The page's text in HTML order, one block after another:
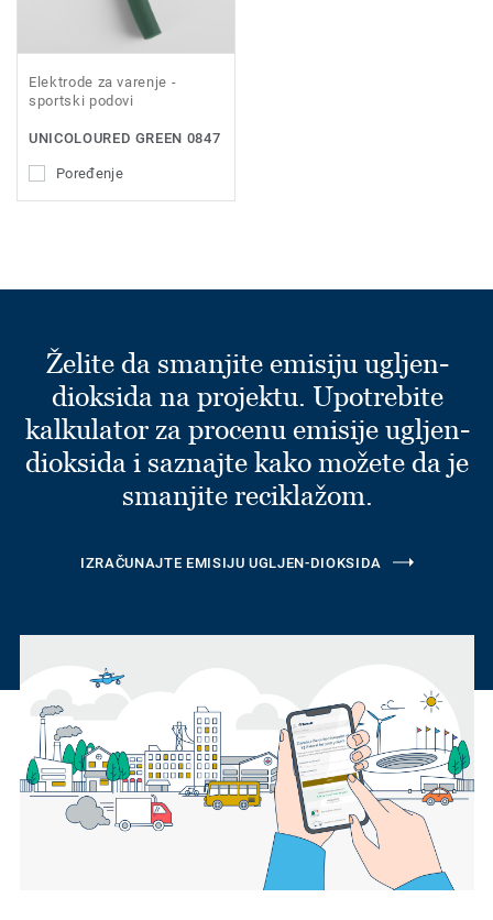
Elektrode za varenje -
sportski podovi
UNICOLOURED GREEN 0847
Poređenje
Želite da smanjite emisiju ugljen-
dioksida na projektu. Upotrebite
kalkulator za procenu emisije ugljen-
dioksida i saznajte kako možete da je
smanjite reciklažom.
IZRAČUNAJTE EMISIJU UGLJEN-DIOKSIDA